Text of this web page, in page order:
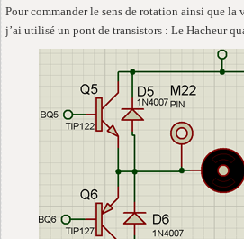
Pour commander le sens de rotation ainsi que la
j’ai utilisé un pont de transistors : Le Hacheur